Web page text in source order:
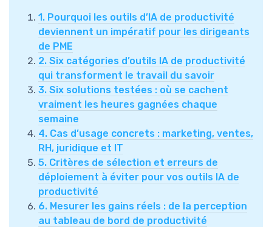
1. Pourquoi les outils d’IA de productivité
deviennent un impératif pour les dirigeants
de PME
2. Six catégories d’outils IA de productivité
qui transforment le travail du savoir
3. Six solutions testées : où se cachent
vraiment les heures gagnées chaque
semaine
4. Cas d’usage concrets : marketing, ventes,
RH, juridique et IT
5. Critères de sélection et erreurs de
déploiement à éviter pour vos outils IA de
productivité
6. Mesurer les gains réels : de la perception
au tableau de bord de productivité